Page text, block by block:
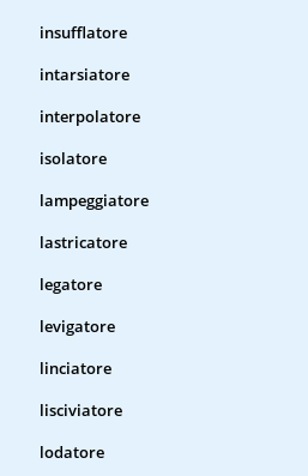
insufflatore
intarsiatore
interpolatore
isolatore
lampeggiatore
lastricatore
legatore
levigatore
linciatore
lisciviatore
lodatore